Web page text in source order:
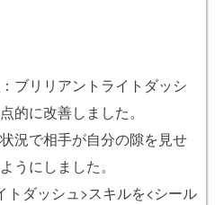
ブリリアントライトダッシ
的に改善しました。
況で相手が自分の隙を見せ
うにしました。
トダッシュ>スキルを<シール